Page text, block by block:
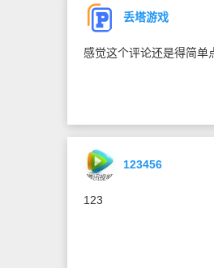
丢塔游戏
感觉这个评论还是得简单
123456
123